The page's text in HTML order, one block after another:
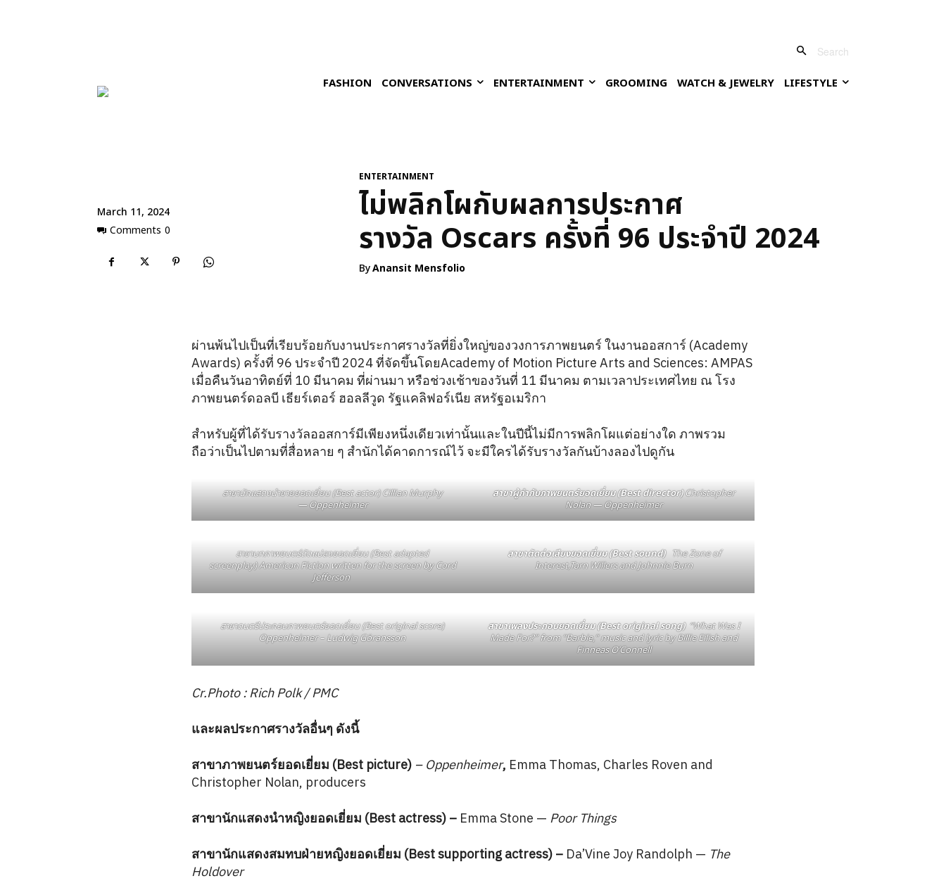
Search
FASHION CONVERSATIONS ENTERTAINMENT GROOMING WATCH & JEWELRY LIFESTYLE
March 11, 2024
Comments 0
ENTERTAINMENT
ไม่พลิกโผกับผลการประกาศ
รางวัล Oscars ครั้งที่ 96 ประจำปี 2024
ByAnansit Mensfolio
ผ่านพ้นไปเป็นที่เรียบร้อยกับงานประกาศรางวัลที่ยิ่งใหญ่ของวงการภาพยนตร์ ในงานออสการ์ (Academy
Awards) ครั้งที่ 96 ประจำปี 2024 ที่จัดขึ้นโดยAcademy of Motion Picture Arts and Sciences: AMPAS
เมื่อคืนวันอาทิตย์ที่ 10 มีนาคม ที่ผ่านมา หรือช่วงเช้าของวันที่ 11 มีนาคม ตามเวลาประเทศไทย ณ โรง
ภาพยนตร์ดอลบี เธียร์เตอร์ ฮอลลีวูด รัฐแคลิฟอร์เนีย สหรัฐอเมริกา
สำหรับผู้ที่ได้รับรางวัลออสการ์มีเพียงหนึ่งเดียวเท่านั้นและในปีนี้ไม่มีการพลิกโผแต่อย่างใด ภาพรวม
ถือว่าเป็นไปตามที่สื่อหลาย ๆ สำนักได้คาดการณ์ไว้ จะมีใครได้รับรางวัลกันบ้างลองไปดูกัน
สาขานักแสดงนำชายยอดเยี่ยม (Best actor) Cillian Murphy
— Oppenheimer
สาขาผู้กำกับภาพยนตร์ยอดเยี่ยม (Best director)Christopher
Nolan —Oppenheimer
สาขาบทภาพยนตร์ดัดแปลงยอดเยี่ยม (Best adapted
screenplay) American Fiction written for the screen by Cord
Jefferson
สาขาตัดต่อเสียงยอดเยี่ยม (Best sound)The Zone of
Interest,Tarn Willers and Johnnie Burn
สาขาดนตรีประกอบภาพยนตร์ยอดเยี่ยม (Best original score)
Oppenheimer – Ludwig Göransson
สาขาเพลงประกอบยอดเยี่ยม (Best original song) “What Was I
Made For?” from “Barbie,” music and lyric by Billie Eilish and
Finneas O’Connell
Cr.Photo : Rich Polk / PMC
และผลประกาศรางวัลอื่นๆ ดังนี้
สาขาภาพยนตร์ยอดเยี่ยม (Best picture) – Oppenheimer, Emma Thomas, Charles Roven and
Christopher Nolan, producers
สาขานักแสดงนำหญิงยอดเยี่ยม (Best actress) – Emma Stone — Poor Things
สาขานักแสดงสมทบฝ่ายหญิงยอดเยี่ยม (Best supporting actress) – Da’Vine Joy Randolph — The
Holdover